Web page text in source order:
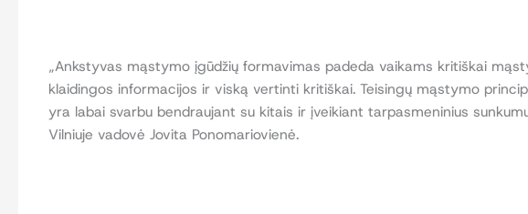
„Ankstyvas mąstymo įgūdžių formavimas padeda vaikams kritiškai
klaidingos informacijos ir viską vertinti kritiškai. Teisingų mąstymo
yra labai svarbu bendraujant su kitais ir įveikiant tarpasmeninius
Vilniuje vadovė Jovita Ponomariovienė.